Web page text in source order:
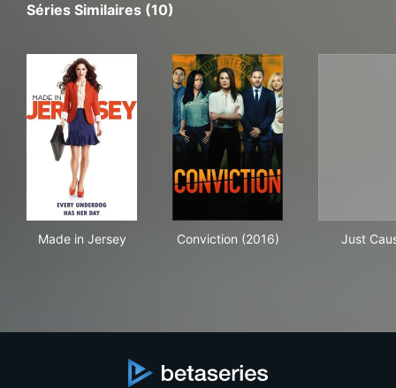
Séries Similaires (10)
Made in Jersey Conviction (2016) Just